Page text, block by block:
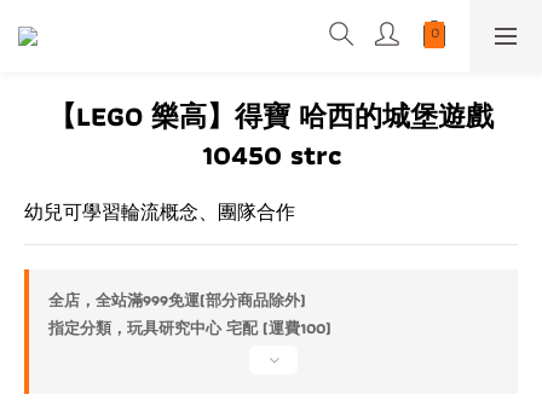
【LEGO 樂高】得寶 哈西的城堡遊戲
10450 strc
幼兒可學習輪流概念、團隊合作
全店，全站滿999免運(部分商品除外)
指定分類，玩具研究中心 宅配 (運費100)